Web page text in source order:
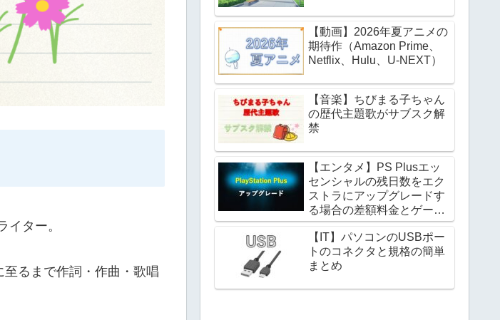
ター。
るまで作詞・作曲・歌唱
【動画】2026年夏アニメの
期待作（Amazon Prime、
Netflix、Hulu、U-NEXT）
【音楽】ちびまる子ちゃん
の歴代主題歌がサブスク解
禁
【エンタメ】PS Plusエッ
センシャルの残日数をエク
ストラにアップグレードす
る場合の差額料金とゲーム
カタログの遊び方
【IT】パソコンのUSBポー
トのコネクタと規格の簡単
まとめ